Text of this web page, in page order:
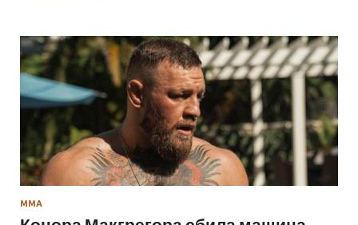
ММА